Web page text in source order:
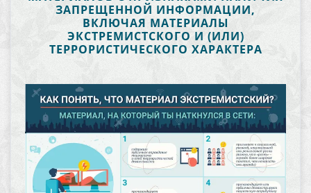
ЗАПРЕЩЕННОЙ ИНФОРМАЦИИ,
ВКЛЮЧАЯ МАТЕРИАЛЫ
ЭКСТРЕМИСТСКОГО И (ИЛИ)
ТЕРРОРИСТИЧЕСКОГО ХАРАКТЕРА